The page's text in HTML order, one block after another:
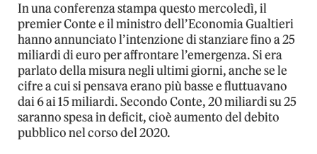
In una conferenza stampa questo mercoledì, il
premier Conte e il ministro dell’Economia Gualtieri
hanno annunciato l’intenzione di stanziare fino a 25
miliardi di euro per affrontare l’emergenza. Si era
parlato della misura negli ultimi giorni, anche se le
cifre a cui si pensava erano più basse e fluttuavano
dai 6 ai 15 miliardi. Secondo Conte, 20 miliardi su 25
saranno spesa in deficit, cioè aumento del debito
pubblico nel corso del 2020.